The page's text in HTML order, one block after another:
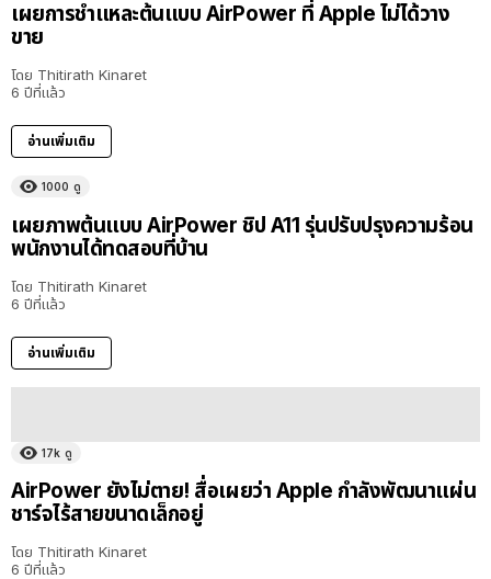
เผยการชำแหละต้นแบบ AirPower ที่ Apple ไม่ได้วาง
ขาย
โดย Thitirath Kinaret
6 ปีที่แล้ว
อ่านเพิ่มเติม
1000 ดู
เผยภาพต้นแบบ AirPower ชิป A11 รุ่นปรับปรุงความร้อน
พนักงานได้ทดสอบที่บ้าน
โดย Thitirath Kinaret
6 ปีที่แล้ว
อ่านเพิ่มเติม
17k ดู
AirPower ยังไม่ตาย! สื่อเผยว่า Apple กำลังพัฒนาแผ่น
ชาร์จไร้สายขนาดเล็กอยู่
โดย Thitirath Kinaret
6 ปีที่แล้ว